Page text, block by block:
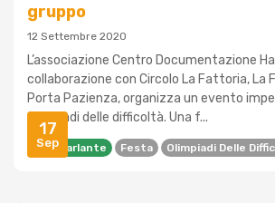
17
Sep
gruppo
12 Settembre 2020
L’associazione Centro Documentazione
collaborazione con Circolo La Fattoria, La
Porta Pazienza, organizza un evento
Olimpiadi delle difficoltà. Una f...
Accaparlante Festa Olimpiadi Delle